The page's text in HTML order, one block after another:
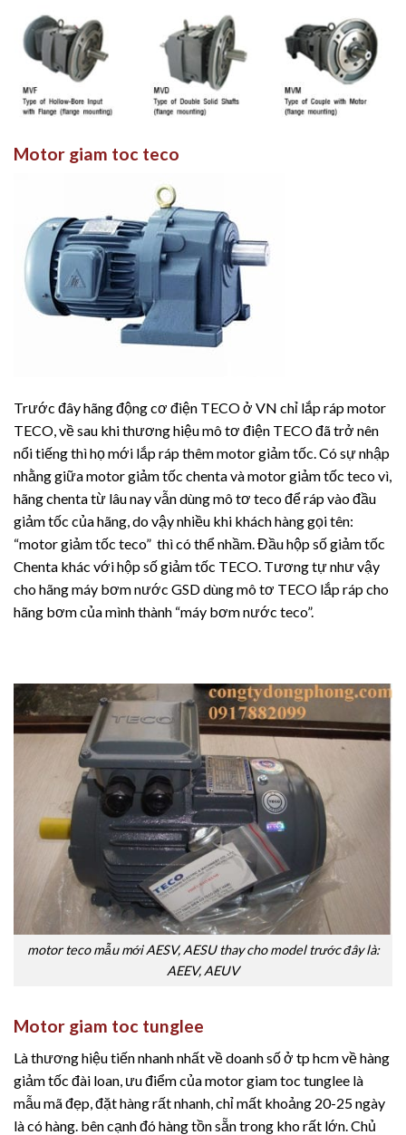
Motor giam toc teco
Trước đây hãng động cơ điện TECO ở VN chỉ lắp ráp motor
TECO, về sau khi thương hiệu mô tơ điện TECO đã trở nên
nổi tiếng thì họ mới lắp ráp thêm motor giảm tốc. Có sự nhập
nhằng giữa motor giảm tốc chenta và motor giảm tốc teco vì,
hãng chenta từ lâu nay vẫn dùng mô tơ teco để ráp vào đầu
giảm tốc của hãng, do vậy nhiều khi khách hàng gọi tên:
“motor giảm tốc teco” thì có thể nhầm. Đầu hộp số giảm tốc
Chenta khác với hộp số giảm tốc TECO. Tương tự như vậy
cho hãng máy bơm nước GSD dùng mô tơ TECO lắp ráp cho
hãng bơm của mình thành “máy bơm nước teco”.
motor teco mẫu mới AESV, AESU thay cho model trước đây là:
AEEV, AEUV
Motor giam toc tunglee
Là thương hiệu tiến nhanh nhất về doanh số ở tp hcm về hàng
giảm tốc đài loan, ưu điểm của motor giam toc tunglee là
mẫu mã đẹp, đặt hàng rất nhanh, chỉ mất khoảng 20-25 ngày
là có hàng. bên cạnh đó hàng tồn sẵn trong kho rất lớn. Chủ